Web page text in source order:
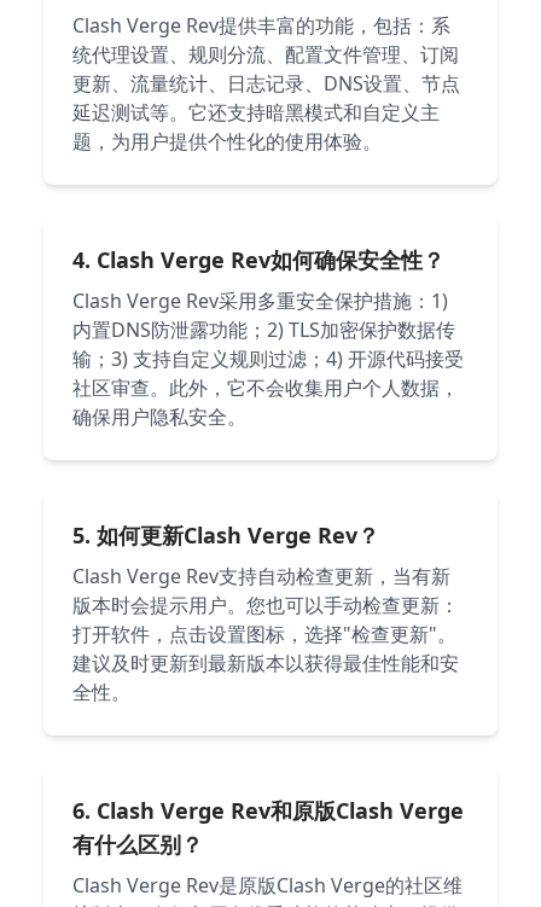
Clash Verge Rev提供丰富的功能，包括：系
统代理设置、规则分流、配置文件管理、订阅
更新、流量统计、日志记录、DNS设置、节点
延迟测试等。它还支持暗黑模式和自定义主
题，为用户提供个性化的使用体验。
4. Clash Verge Rev如何确保安全性？
Clash Verge Rev采用多重安全保护措施：1)
内置DNS防泄露功能；2) TLS加密保护数据传
输；3) 支持自定义规则过滤；4) 开源代码接受
社区审查。此外，它不会收集用户个人数据，
确保用户隐私安全。
5. 如何更新Clash Verge Rev？
Clash Verge Rev支持自动检查更新，当有新
版本时会提示用户。您也可以手动检查更新：
打开软件，点击设置图标，选择"检查更新"。
建议及时更新到最新版本以获得最佳性能和安
全性。
6. Clash Verge Rev和原版Clash Verge
有什么区别？
Clash Verge Rev是原版Clash Verge的社区维